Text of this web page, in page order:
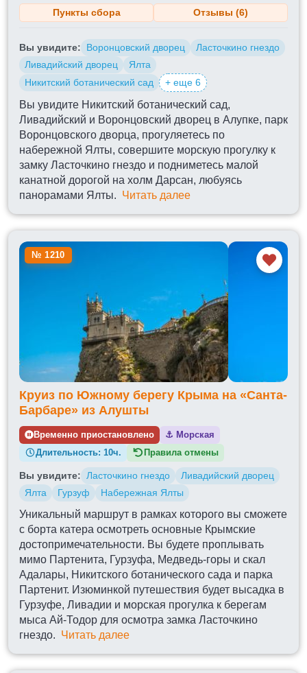
Пункты сбора Отзывы (6)
Вы увидите: Воронцовский дворец
Ласточкино гнездо
Ливадийский дворец
Ялта
Никитский ботанический сад
+ еще 6
Вы увидите Никитский ботанический сад,
Ливадийский и Воронцовский дворец в Алупке, парк
Воронцовского дворца, прогуляетесь по
набережной Ялты, совершите морскую прогулку к
замку Ласточкино гнездо и подниметесь малой
канатной дорогой на холм Дарсан, любуясь
панорамами Ялты. Читать далее
№ 1210
Круиз по Южному берегу Крыма на «Санта-
Барбаре» из Алушты
Временно приостановлено ⚓ Морская
Длительность: 10ч. Правила отмены
Вы увидите: Ласточкино гнездо
Ливадийский дворец
Ялта
Гурзуф Набережная Ялты
Уникальный маршрут в рамках которого вы сможете
с борта катера осмотреть основные Крымские
достопримечательности. Вы будете проплывать
мимо Партенита, Гурзуфа, Медведь-горы и скал
Адалары, Никитского ботанического сада и парка
Партенит. Изюминкой путешествия будет высадка в
Гурзуфе, Ливадии и морская прогулка к берегам
мыса Ай-Тодор для осмотра замка Ласточкино
гнездо. Читать далее